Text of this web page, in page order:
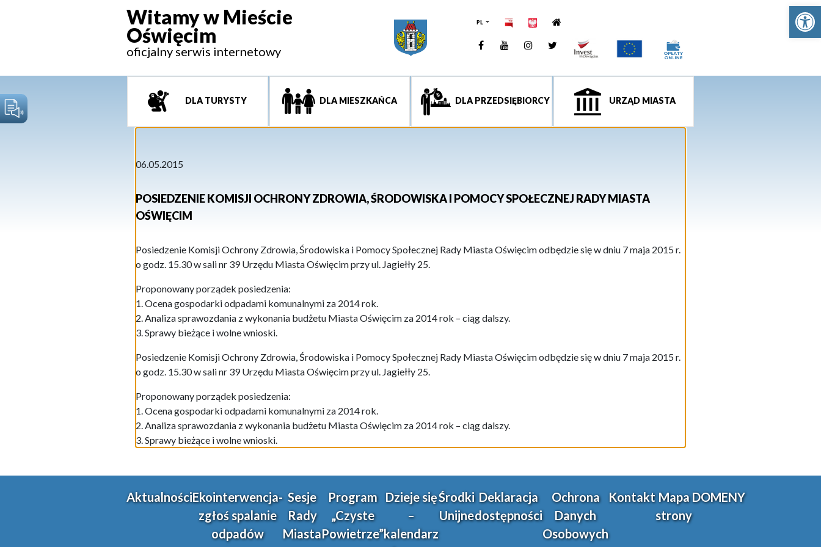
Witamy w Mieście
Oświęcim
oficjalny serwis internetowy
PL
FacebookYouTUbeInstagramTwitter
DLA TURYSTY DLA MIESZKAŃCA DLA PRZEDSIĘBIORCY URZĄD MIASTA
06.05.2015
POSIEDZENIE KOMISJI OCHRONY ZDROWIA, ŚRODOWISKA I POMOCY SPOŁECZNEJ RADY MIASTA
OŚWIĘCIM
Posiedzenie Komisji Ochrony Zdrowia, Środowiska i Pomocy Społecznej Rady Miasta Oświęcim odbędzie się w dniu 7 maja 2015 r.
o godz. 15.30 w sali nr 39 Urzędu Miasta Oświęcim przy ul. Jagiełły 25.
Proponowany porządek posiedzenia:
1. Ocena gospodarki odpadami komunalnymi za 2014 rok.
2. Analiza sprawozdania z wykonania budżetu Miasta Oświęcim za 2014 rok – ciąg dalszy.
3. Sprawy bieżące i wolne wnioski.
Posiedzenie Komisji Ochrony Zdrowia, Środowiska i Pomocy Społecznej Rady Miasta Oświęcim odbędzie się w dniu 7 maja 2015 r.
o godz. 15.30 w sali nr 39 Urzędu Miasta Oświęcim przy ul. Jagiełły 25.
Proponowany porządek posiedzenia:
1. Ocena gospodarki odpadami komunalnymi za 2014 rok.
2. Analiza sprawozdania z wykonania budżetu Miasta Oświęcim za 2014 rok – ciąg dalszy.
3. Sprawy bieżące i wolne wnioski.
AktualnościEkointerwencja-
zgłoś spalanie
odpadów
Sesje
Rady
Miasta
Program
„Czyste
Powietrze”
Dzieje się
–
kalendarz
Środki
Unijne
Deklaracja
dostępności
Ochrona
Danych
Osobowych
Kontakt Mapa
strony
DOMENY